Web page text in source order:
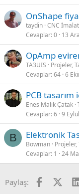
OnShape
taydin CNC
Cevaplar 0 13
OpAmp
TA3UIS
Projeler,
Cevaplar 64 6
PCB
Enes Malik Çatak
Cevaplar 6 9
B Elektronik
Bowman Projeler,
Cevaplar 1 24
Paylaş: Facebook
X